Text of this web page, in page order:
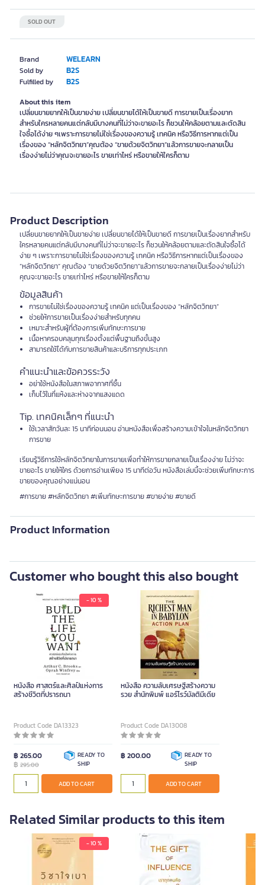
Brand WELEARN
Sold by B2S
Fulfilled by B2S
SOLD OUT
About this item
เปลี่ยนขายยากให้เป็นขายง่าย เปลี่ยนขายได้ให้เป็นขายดี การขายเป็นเรื่องยาก
สำหรับใครหลายคนแต่กลับมีบางคนที่ไม่ว่าจะขายอะไร ก็ชวนให้คล้อยตามและตัดสิน
ใจซื้อได้ง่าย ๆเพราะการขายไม่ใช่เรื่องของความรู้ เทคนิค หรือวิธีการหากแต่เป็น
เรื่องของ “หลักจิตวิทยา”คุณต้อง “ขายด้วยจิตวิทยา”แล้วการขายจะกลายเป็น
เรื่องง่ายไม่ว่าคุณจะขายอะไร ขายเท่าไหร่ หรือขายให้ใครก็ตาม
Product Description
เปลี่ยนขายยากให้เป็นขายง่าย เปลี่ยนขายได้ให้เป็นขายดี การขายเป็นเรื่องยากสำหรับ
ใครหลายคนแต่กลับมีบางคนที่ไม่ว่าจะขายอะไร ก็ชวนให้คล้อยตามและตัดสินใจซื้อได้
ง่าย ๆ เพราะการขายไม่ใช่เรื่องของความรู้ เทคนิค หรือวิธีการหากแต่เป็นเรื่องของ
“หลักจิตวิทยา” คุณต้อง “ขายด้วยจิตวิทยา”แล้วการขายจะกลายเป็นเรื่องง่ายไม่ว่า
คุณจะขายอะไร ขายเท่าไหร่ หรือขายให้ใครก็ตาม
ข้อมูลสินค้า
การขายไม่ใช่เรื่องของความรู้ เทคนิค แต่เป็นเรื่องของ “หลักจิตวิทยา”
ช่วยให้การขายเป็นเรื่องง่ายสำหรับทุกคน
เหมาะสำหรับผู้ที่ต้องการเพิ่มทักษะการขาย
เนื้อหาครอบคลุมทุกเรื่องตั้งแต่พื้นฐานถึงขั้นสูง
สามารถใช้ได้กับการขายสินค้าและบริการทุกประเภท
คำแนะนำและข้อควรระวัง
อย่าใช้หนังสือในสภาพอากาศที่ชื้น
เก็บไว้ในที่แห้งและห่างจากแสงแดด
Tip. เทคนิคเล็กๆ ที่แนะนำ
ใช้เวลาสักวันละ 15 นาทีก่อนนอน อ่านหนังสือเพื่อสร้างความเข้าใจในหลักจิตวิทยา
การขาย
เรียนรู้วิธีการใช้หลักจิตวิทยาในการขายเพื่อทำให้การขายกลายเป็นเรื่องง่าย ไม่ว่าจะ
ขายอะไร ขายให้ใคร ด้วยการอ่านเพียง 15 นาทีต่อวัน หนังสือเล่มนี้จะช่วยเพิ่มทักษะการ
ขายของคุณอย่างแน่นอน
#การขาย #หลักจิตวิทยา #เพิ่มทักษะการขาย #ขายง่าย #ขายดี
Product Information
Customer who bought this also bought
- 10 %
หนังสือ ศาสตร์และศิลป์แห่งการ
สร้างชีวิตที่ปรารถนา
Product Code DA13323
฿ 265.00
฿ 295.00
READY TO
SHIP
ADD TO CART
หนังสือ ความลับเศรษฐี่สร้างความ
รวย สำนักพิมพ์ แอร์โรว์มัลติมีเดีย
Product Code DA13008
฿ 200.00
READY TO
SHIP
ADD TO CART
Related Similar products to this item
- 10 %